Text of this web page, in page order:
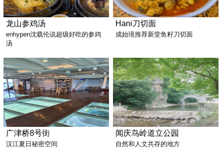
龙山参鸡汤
enhypen沈载伦说超级好吃的参鸡
汤
Hani刀切面
成始璄推荐新堂鱼籽刀切面
广津桥8号街
汉江夏日秘密空间
闻庆鸟岭道立公园
自然和人文共存的地方